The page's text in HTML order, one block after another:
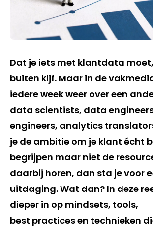
Dat je iets met klantdata
buiten kijf. Maar in de
iedere week weer over een
data scientists, data
engineers, analytics
je de ambitie om je klant écht
begrijpen maar niet de
daarbij horen, dan sta jevoor
uitdaging. Wat dan? In deze
dieper in op mindsets, tools,
best practicesen technieken